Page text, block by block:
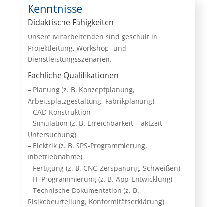
Kenntnisse
Didaktische Fähigkeiten
Unsere Mitarbeitenden sind geschult in
Projektleitung, Workshop- und
Dienstleistungsszenarien.
Fachliche Qualifikationen
– Planung (z. B. Konzeptplanung,
Arbeitsplatzgestaltung, Fabrikplanung)
– CAD-Konstruktion
– Simulation (z. B. Erreichbarkeit, Taktzeit-
Untersuchung)
– Elektrik (z. B. SPS-Programmierung,
Inbetriebnahme)
– Fertigung (z. B. CNC-Zerspanung, Schweißen)
– IT-Programmierung (z. B. App-Entwicklung)
– Technische Dokumentation (z. B.
Risikobeurteilung, Konformitätserklärung)